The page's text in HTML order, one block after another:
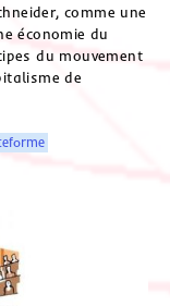
comme une
économie du
du mouvement
de